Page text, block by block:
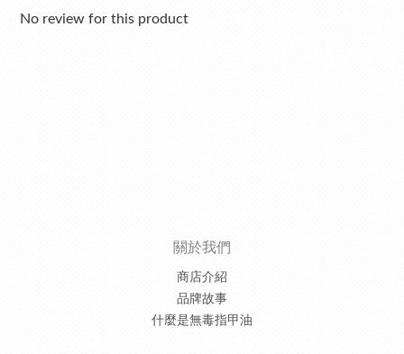
No review for this product
關於我們
商店介紹
品牌故事
什麼是無毒指甲油